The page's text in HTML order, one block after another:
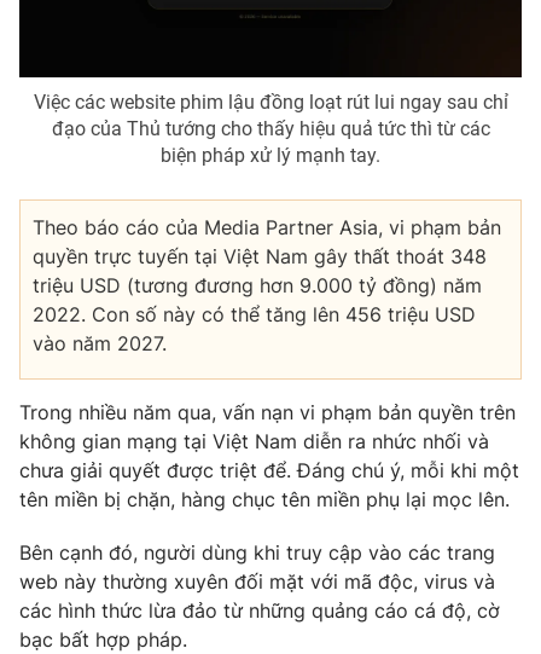
Việc các website phim lậu đồng loạt rút lui ngay sau chỉ
đạo của Thủ tướng cho thấy hiệu quả tức thì từ các
biện pháp xử lý mạnh tay.
Theo báo cáo của Media Partner Asia, vi phạm bản
quyền trực tuyến tại Việt Nam gây thất thoát 348
triệu USD (tương đương hơn 9.000 tỷ đồng) năm
2022. Con số này có thể tăng lên 456 triệu USD
vào năm 2027.
Trong nhiều năm qua, vấn nạn vi phạm bản quyền trên
không gian mạng tại Việt Nam diễn ra nhức nhối và
chưa giải quyết được triệt để. Đáng chú ý, mỗi khi một
tên miền bị chặn, hàng chục tên miền phụ lại mọc lên.
Bên cạnh đó, người dùng khi truy cập vào các trang
web này thường xuyên đối mặt với mã độc, virus và
các hình thức lừa đảo từ những quảng cáo cá độ, cờ
bạc bất hợp pháp.